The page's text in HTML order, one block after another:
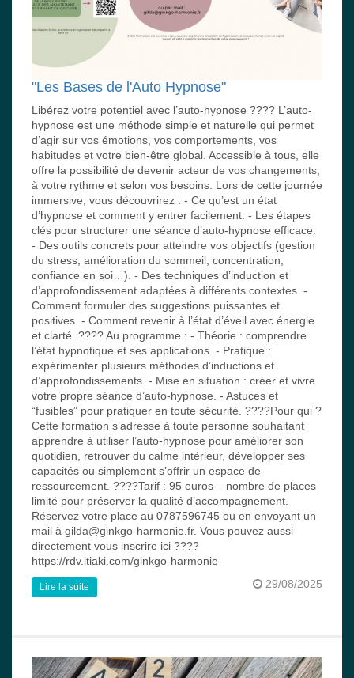
"Les Bases de l'Auto Hypnose"
Libérez votre potentiel avec l’auto-hypnose ???? L’auto-
hypnose est une méthode simple et naturelle qui permet
d’agir sur vos émotions, vos comportements, vos
habitudes et votre bien-être global. Accessible à tous, elle
offre la possibilité de devenir acteur de vos changements,
à votre rythme et selon vos besoins. Lors de cette journée
immersive, vous découvrirez : - Ce qu’est un état
d’hypnose et comment y entrer facilement. - Les étapes
clés pour structurer une séance d’auto-hypnose efficace.
- Des outils concrets pour atteindre vos objectifs (gestion
du stress, amélioration du sommeil, concentration,
confiance en soi…). - Des techniques d’induction et
d’approfondissement adaptées à différents contextes. -
Comment formuler des suggestions puissantes et
positives. - Comment revenir à l’état d’éveil avec énergie
et clarté. ???? Au programme : - Théorie : comprendre
l’état hypnotique et ses applications. - Pratique :
expérimenter plusieurs méthodes d’inductions et
d’approfondissements. - Mise en situation : créer et vivre
votre propre séance d’auto-hypnose. - Astuces et
“fusibles” pour pratiquer en toute sécurité. ????Pour qui ?
Cette formation s’adresse à toute personne souhaitant
apprendre à utiliser l’auto-hypnose pour améliorer son
quotidien, retrouver du calme intérieur, développer ses
capacités ou simplement s’offrir un espace de
ressourcement. ????Tarif : 95 euros – nombre de places
limité pour préserver la qualité d’accompagnement.
Réservez votre place au 0787596745 ou en envoyant un
mail à gilda@ginkgo-harmonie.fr. Vous pouvez aussi
directement vous inscrire ici ????
https://rdv.itiaki.com/ginkgo-harmonie
29/08/2025
Lire la suite